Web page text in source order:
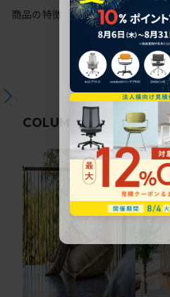
商品の特徴
COLUMN関連コラム